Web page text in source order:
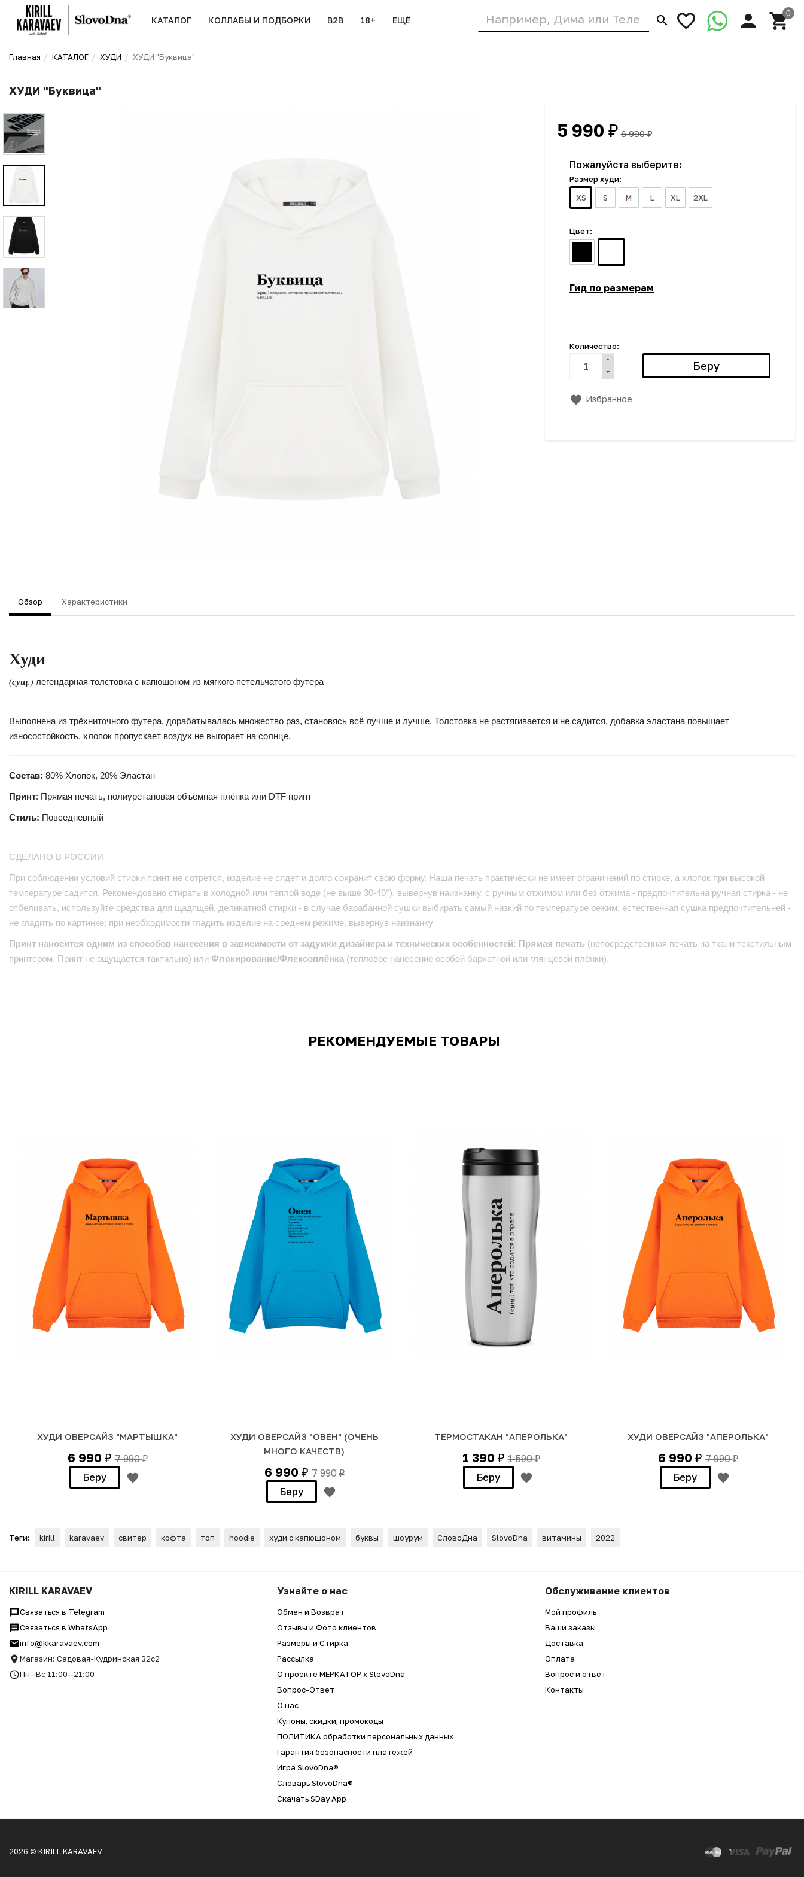
КАТАЛОГ КОЛЛАБЫ И ПОДБОРКИ B2B 18+ ЕЩЁ
Главная КАТАЛОГ ХУДИ ХУДИ "Буквица"
ХУДИ "Буквица"
5 990 ₽ 6 990₽
Пожалуйста выберите:
Размер худи:
XS
S M L XL 2XL
Цвет:
Гид по размерам
Количество:
Избранное
Обзор Характеристики
Худи
(сущ.) легендарная толстовка с капюшоном из мягкого петельчатого футера
Выполнена из трёхниточного футера, дорабатывалась множество раз, становясь всё лучше и лучше. Толстовка не растягивается и не садится, добавка эластана повышает
износостойкость, хлопок пропускает воздух не выгорает на солнце.
Состав: 80% Хлопок, 20% Эластан
Принт: Прямая печать, полиуретановая объёмная плёнка или DTF принт
Стиль: Повседневный
СДЕЛАНО В РОССИИ
При соблюдении условий стирки принт не сотрется, изделие не сядет и долго сохранит свою форму. Наша печать практически не имеет ограничений по стирке, а хлопок при высокой
температуре садится. Рекомендовано стирать в холодной или теплой воде (не выше 30-40°), вывернув наизнанку, с ручным отжимом или без отжима - предпочтительна ручная стирка - не
отбеливать, используйте средства для щадящей, деликатной стирки - в случае барабанной сушки выбирать самый низкий по температуре режим; естественная сушка предпочтительней -
не гладить по картинке; при необходимости гладить изделие на среднем режиме, вывернув наизнанку
Принт наносится одним из способов нанесения в зависимости от задумки дизайнера и технических особенностей: Прямая печать (непосредственная печать на ткани текстильным
принтером. Принт не ощущается тактильно) или Флокирование/Флексоплёнка (тепловое нанесение особой бархатной или глянцевой плёнки).
РЕКОМЕНДУЕМЫЕ ТОВАРЫ
ХУДИ ОВЕРСАЙЗ "МАРТЫШКА"
6 990 ₽ 7 990₽
Беру
ХУДИ ОВЕРСАЙЗ "ОВЕН" (ОЧЕНЬ
МНОГО КАЧЕСТВ)
6 990 ₽ 7 990₽
Беру
ТЕРМОСТАКАН "АПЕРОЛЬКА"
1 390 ₽ 1 590₽
Беру
ХУДИ ОВЕРСАЙЗ "АПЕРОЛЬКА"
6 990 ₽ 7 990₽
Беру
Теги: kirill karavaev свитер кофта топ hoodie худи с капюшоном буквы шоурум СловоДна SlovoDna витамины 2022
KIRILL KARAVAEV
Связаться в Telegram
Связаться в WhatsApp
info@kkaravaev.com
Магазин: Садовая-Кудринская 32с2
Пн—Вс 11:00—21:00
Узнайте о нас
Обмен и Возврат
Отзывы и Фото клиентов
Размеры и Стирка
Рассылка
О проекте МЕРКАТОР x SlovoDna
Вопрос-Ответ
О нас
Купоны, скидки, промокоды
ПОЛИТИКА обработки персональных данных
Гарантия безопасности платежей
Игра SlovoDna®
Словарь SlovoDna®
Скачать SDay App
Обслуживание клиентов
Мой профиль
Ваши заказы
Доставка
Оплата
Вопрос и ответ
Контакты
2026 © KIRILL KARAVAEV